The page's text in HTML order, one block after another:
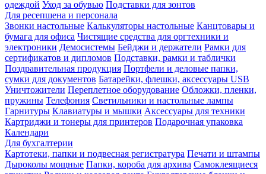
одеждой Уход за обувью Подставки для зонтов
Для ресепшена и персонала
Звонки настольные Калькуляторы настольные Канцтовары и
бумага для офиса Чистящие средства для оргтехники и
электроники Демосистемы Бейджи и держатели Рамки для
сертификатов и дипломов Подставки, рамки и таблички
Поздравительная продукция Портфели и деловые папки,
сумки для документов Батарейки, флешки, аксессуары USB
Уничтожители Переплетное оборудование Обложки, пленки,
пружины Телефония Светильники и настольные лампы
Гарнитуры Клавиатуры и мышки Аксессуары для техники
Картриджи и тонеры для принтеров Подарочная упаковка
Календари
Для бухгалтерии
Картотеки, папки и подвесная регистратура Печати и штампы
Дыроколы мощные Папки, короба для архива Самоклеящиеся